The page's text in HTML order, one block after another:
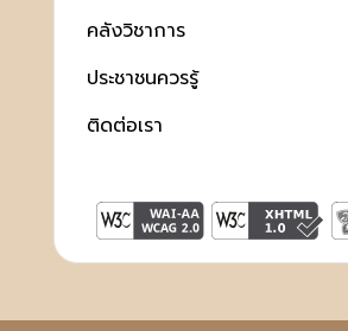
คลังวิชาการ
ประชาชนควรรู้
ติดต่อเรา